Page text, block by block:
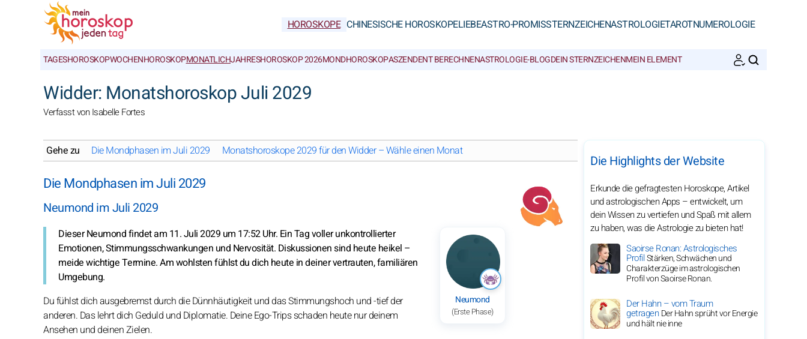
HOROSKOPE CHINESISCHE HOROSKOPELIEBEASTRO-PROMISSTERNZEICHENASTROLOGIETAROTNUMEROLOGIE
TAGESHOROSKOPWOCHENHOROSKOPMONATLICHJAHRESHOROSKOP 2026MONDHOROSKOPASZENDENT BERECHNENASTROLOGIE-BLOGDEIN STERNZEICHENMEIN ELEMENT
Widder: Monatshoroskop Juli 2029
Verfasst von Isabelle Fortes
Gehe zu Die Mondphasen im Juli 2029 Monatshoroskope 2029 für den Widder – Wähle einen Monat
Die Mondphasen im Juli 2029
Neumond im Juli 2029
Neumond
(Erste Phase)
Dieser Neumond findet am 11. Juli 2029 um 17:52 Uhr. Ein Tag voller unkontrollierter
Emotionen, Stimmungsschwankungen und Nervosität. Diskussionen sind heute heikel –
meide wichtige Termine. Am wohlsten fühlst du dich heute in deiner vertrauten, familiären
Umgebung.
Du fühlst dich ausgebremst durch die Dünnhäutigkeit und das Stimmungshoch und -tief der
anderen. Das lehrt dich Geduld und Diplomatie. Deine Ego-Trips schaden heute nur deinem
Ansehen und deinen Zielen.
Die Highlights der Website
Erkunde die gefragtesten Horoskope, Artikel
und astrologischen Apps – entwickelt, um
dein Wissen zu vertiefen und Spaß mit allem
zu haben, was die Astrologie zu bieten hat!
Saoirse Ronan: Astrologisches
ProfilStärken, Schwächen und
Charakterzüge im astrologischen
Profil von Saoirse Ronan.
Der Hahn – vom Traum
getragenDer Hahn sprüht vor Energie
und hält nie inne